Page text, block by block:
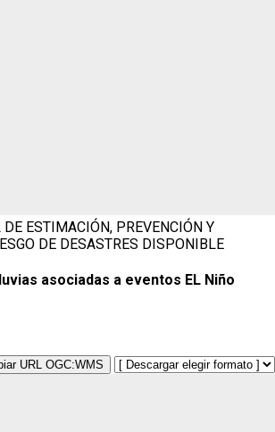
ESTIMACIÓN, PREVENCIÓN Y
DE DESASTRES DISPONIBLE
asociadas a eventos EL Niño
URL OGC:WMS